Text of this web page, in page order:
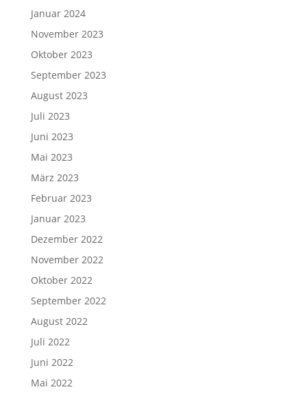
Januar 2024
November 2023
Oktober 2023
September 2023
August 2023
Juli 2023
Juni 2023
Mai 2023
März 2023
Februar 2023
Januar 2023
Dezember 2022
November 2022
Oktober 2022
September 2022
August 2022
Juli 2022
Juni 2022
Mai 2022